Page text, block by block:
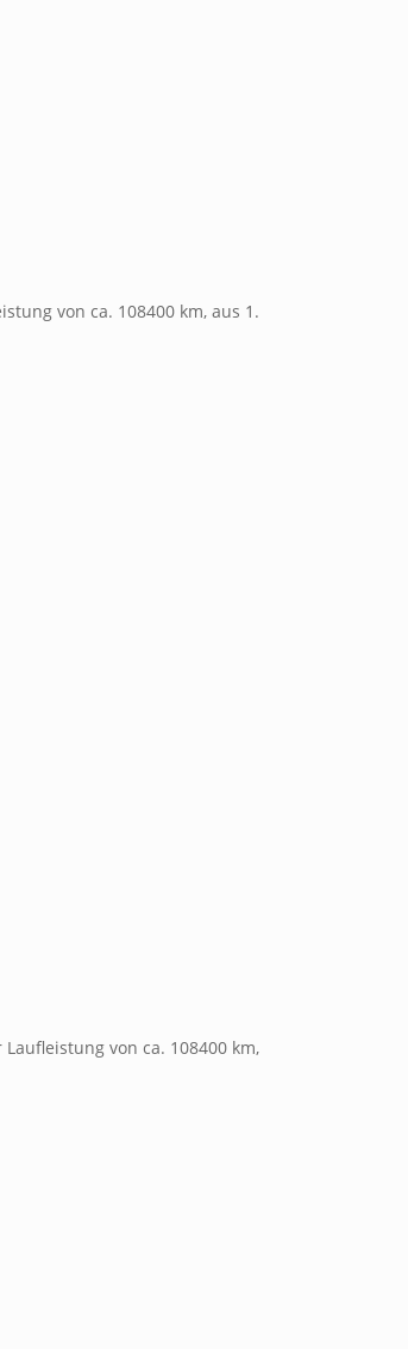
von ca. 108400 km, aus 1.
von ca. 108400 km,